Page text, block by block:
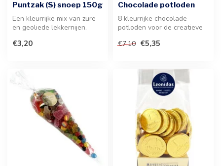
Puntzak (S) snoep 150g
Een kleurrijke mix van zure
en geoliede lekkernijen.
€3,20
Chocolade potloden
8 kleurrijke chocolade
potloden voor de creatieve
hoogw...
€7,10 €5,35